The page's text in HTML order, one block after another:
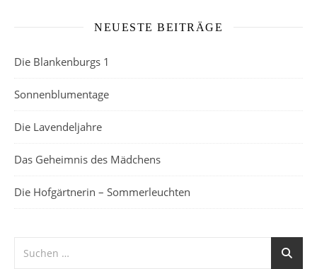
NEUESTE BEITRÄGE
Die Blankenburgs 1
Sonnenblumentage
Die Lavendeljahre
Das Geheimnis des Mädchens
Die Hofgärtnerin – Sommerleuchten